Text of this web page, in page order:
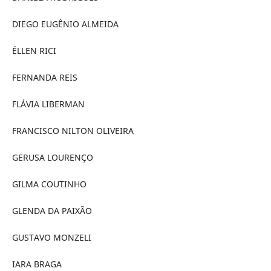
DIEGO EUGÊNIO ALMEIDA
ÉLLEN RICI
FERNANDA REIS
FLÁVIA LIBERMAN
FRANCISCO NILTON OLIVEIRA
GERUSA LOURENÇO
GILMA COUTINHO
GLENDA DA PAIXÃO
GUSTAVO MONZELI
IARA BRAGA